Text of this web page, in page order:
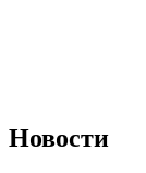
Новости